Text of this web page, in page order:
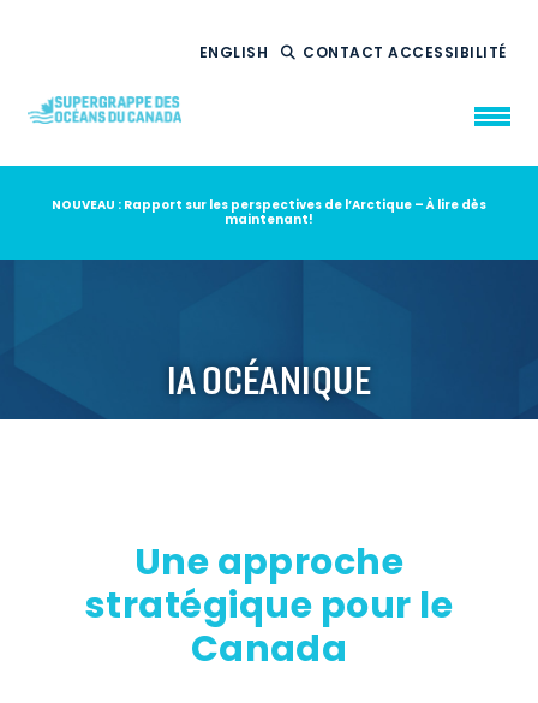
ENGLISH CONTACTACCESSIBILITÉ
QUI NOUSSOMMES
2035
NOUVEAU : Rapport sur les perspectives de l’Arctique – À lire dès
maintenant!
IA OCÉANIQUE
Une approche
stratégique pour le
Canada